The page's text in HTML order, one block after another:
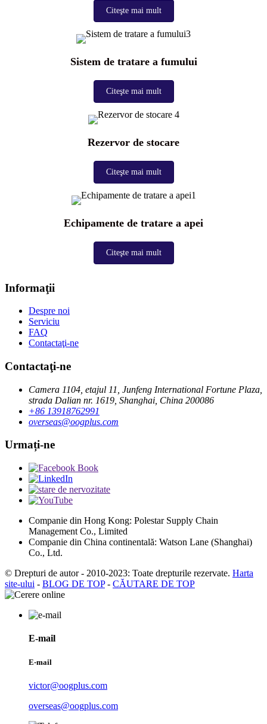
Citeşte mai mult
Sistem de tratare a fumului
Citeşte mai mult
Rezervor de stocare
Citeşte mai mult
Echipamente de tratare a apei
Citeşte mai mult
Informaţii
Despre noi
Serviciu
FAQ
Contactaţi-ne
Contactaţi-ne
Camera 1104, etajul 11, Junfeng International Fortune Plaza,
strada Dalian nr. 1619, Shanghai, China 200086
+86 13918762991
overseas@oogplus.com
Urmați-ne
Companie din Hong Kong: Polestar Supply Chain
Management Co., Limited
Companie din China continentală: Watson Lane (Shanghai)
Co., Ltd.
© Drepturi de autor - 2010-2023: Toate drepturile rezervate. Harta
site-ului - BLOG DE TOP- CĂUTARE DE TOP
E-mail
E-mail
victor@oogplus.com
overseas@oogplus.com